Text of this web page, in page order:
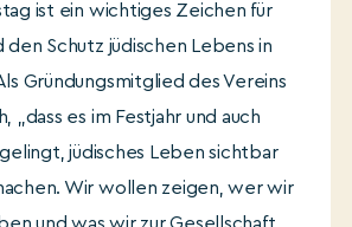
ist ein wichtiges Zeichen für
den Schutz jüdischen Lebens in
Gründungsmitglied des Vereins
„dass es im Festjahr und auch
jüdisches Leben sichtbar
Wir wollen zeigen, wer wir